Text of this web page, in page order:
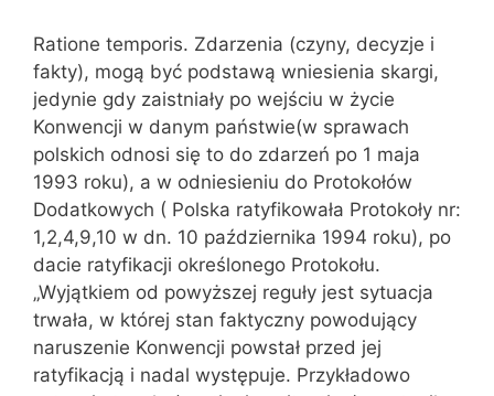
Ratione temporis. Zdarzenia (czyny, decyzje i
fakty), mogą być podstawą wniesienia skargi,
jedynie gdy zaistniały po wejściu w życie
Konwencji w danym państwie(w sprawach
polskich odnosi się to do zdarzeń po 1 maja
1993 roku), a w odniesieniu do Protokołów
Dodatkowych ( Polska ratyfikowała Protokoły nr:
1,2,4,9,10 w dn. 10 października 1994 roku), po
dacie ratyfikacji określonego Protokołu.
„Wyjątkiem od powyższej reguły jest sytuacja
trwała, w której stan faktyczny powodujący
naruszenie Konwencji powstał przed jej
ratyfikacją i nadal występuje. Przykładowo